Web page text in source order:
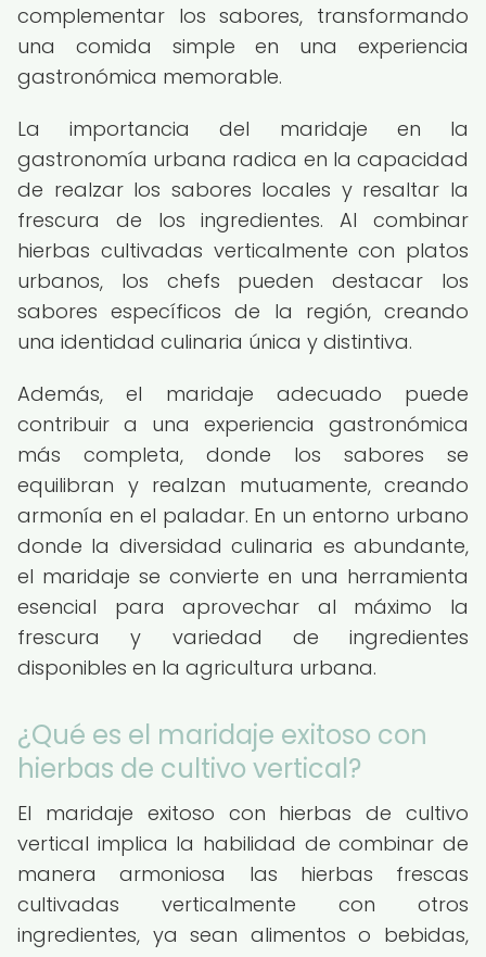
complementar los sabores, transformando
una comida simple en una experiencia
gastronómica memorable.
La importancia del maridaje en la
gastronomía urbana radica en la capacidad
de realzar los sabores locales y resaltar la
frescura de los ingredientes. Al combinar
hierbas cultivadas verticalmente con platos
urbanos, los chefs pueden destacar los
sabores específicos de la región, creando
una identidad culinaria única y distintiva.
Además, el maridaje adecuado puede
contribuir a una experiencia gastronómica
más completa, donde los sabores se
equilibran y realzan mutuamente, creando
armonía en el paladar. En un entorno urbano
donde la diversidad culinaria es abundante,
el maridaje se convierte en una herramienta
esencial para aprovechar al máximo la
frescura y variedad de ingredientes
disponibles en la agricultura urbana.
¿Qué es el maridaje exitoso con
hierbas de cultivo vertical?
El maridaje exitoso con hierbas de cultivo
vertical implica la habilidad de combinar de
manera armoniosa las hierbas frescas
cultivadas verticalmente con otros
ingredientes, ya sean alimentos o bebidas,